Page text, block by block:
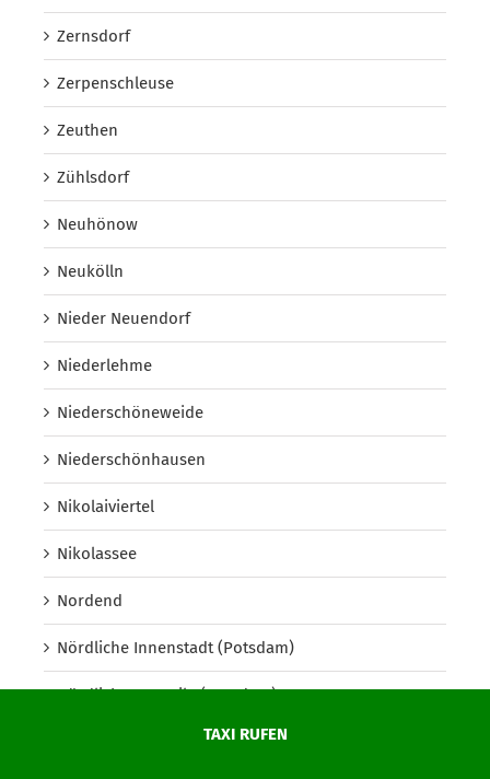
TAXI RUFEN
Zernsdorf
Zerpenschleuse
Zeuthen
Zühlsdorf
Neuhönow
Neukölln
Nieder Neuendorf
Niederlehme
Niederschöneweide
Niederschönhausen
Nikolaiviertel
Nikolassee
Nordend
Nördliche Innenstadt (Potsdam)
Nördliche Ortsteile (Potsdam)
Nördliche Vorstädte (Potsdam)